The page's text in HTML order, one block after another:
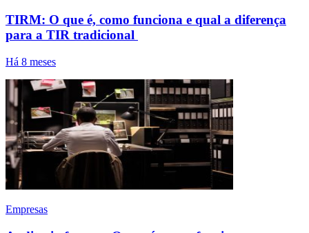
TIRM: O que é, como funciona e qual a diferença
para a TIR tradicional
Há 8 meses
Empresas